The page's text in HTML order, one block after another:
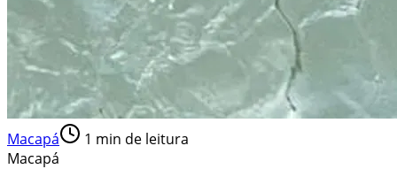
Macapá 1 min de leitura
Macapá